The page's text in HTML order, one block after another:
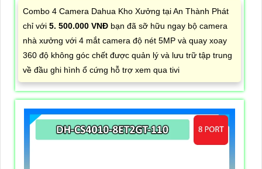
Combo 4 Camera Dahua Kho Xưởng tại An Thành Phát
chỉ với 5. 500.000 VNĐ bạn đã sỡ hữu ngay bộ camera
nhà xưởng với 4 mắt camera độ nét 5MP và quay xoay
360 độ không góc chết được quản lý và lưu trữ tập trung
về đầu ghi hình ổ cứng hỗ trợ xem qua tivi